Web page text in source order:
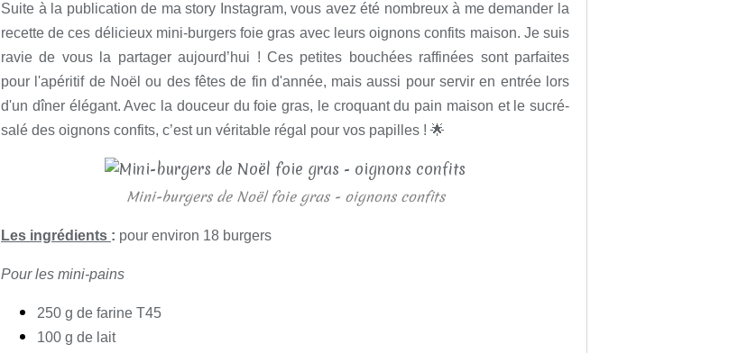
Suite à la publication de ma story Instagram, vous avez été nombreux à me demander la
recette de ces délicieux mini-burgers foie gras avec leurs oignons confits maison. Je suis
ravie de vous la partager aujourd’hui ! Ces petites bouchées raffinées sont parfaites
pour l'apéritif de Noël ou des fêtes de fin d'année, mais aussi pour servir en entrée lors
d'un dîner élégant. Avec la douceur du foie gras, le croquant du pain maison et le sucré-
salé des oignons confits, c’est un véritable régal pour vos papilles ! 🌟
Mini-burgers de Noël foie gras - oignons confits
Les ingrédients : pour environ 18 burgers
Pour les mini-pains
250 g de farine T45
100 g de lait